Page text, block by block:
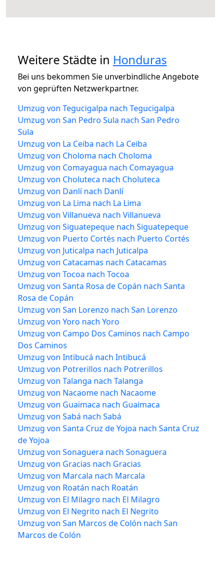
Weitere Städte in Honduras
Bei uns bekommen Sie unverbindliche Angebote
von geprüften Netzwerkpartner.
Umzug von Tegucigalpa nach Tegucigalpa
Umzug von San Pedro Sula nach San Pedro
Sula
Umzug von La Ceiba nach La Ceiba
Umzug von Choloma nach Choloma
Umzug von Comayagua nach Comayagua
Umzug von Choluteca nach Choluteca
Umzug von Danlí nach Danlí
Umzug von La Lima nach La Lima
Umzug von Villanueva nach Villanueva
Umzug von Siguatepeque nach Siguatepeque
Umzug von Puerto Cortés nach Puerto Cortés
Umzug von Juticalpa nach Juticalpa
Umzug von Catacamas nach Catacamas
Umzug von Tocoa nach Tocoa
Umzug von Santa Rosa de Copán nach Santa
Rosa de Copán
Umzug von San Lorenzo nach San Lorenzo
Umzug von Yoro nach Yoro
Umzug von Campo Dos Caminos nach Campo
Dos Caminos
Umzug von Intibucá nach Intibucá
Umzug von Potrerillos nach Potrerillos
Umzug von Talanga nach Talanga
Umzug von Nacaome nach Nacaome
Umzug von Guaimaca nach Guaimaca
Umzug von Sabá nach Sabá
Umzug von Santa Cruz de Yojoa nach Santa Cruz
de Yojoa
Umzug von Sonaguera nach Sonaguera
Umzug von Gracias nach Gracias
Umzug von Marcala nach Marcala
Umzug von Roatán nach Roatán
Umzug von El Milagro nach El Milagro
Umzug von El Negrito nach El Negrito
Umzug von San Marcos de Colón nach San
Marcos de Colón